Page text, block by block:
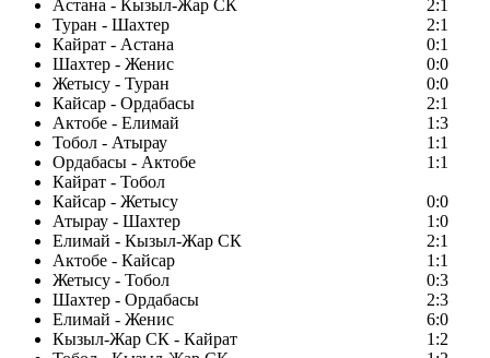
Астана - Кызыл-Жар СК
2:1
Туран - Шахтер
2:1
Кайрат - Астана
0:1
Шахтер - Женис
0:0
Жетысу - Туран
0:0
Кайсар - Ордабасы
2:1
Актобе - Елимай
1:3
Тобол - Атырау
1:1
Ордабасы - Актобе
1:1
Кайрат - Тобол
Кайсар - Жетысу
0:0
Атырау - Шахтер
1:0
Елимай - Кызыл-Жар СК
2:1
Актобе - Кайсар
1:1
Жетысу - Тобол
0:3
Шахтер - Ордабасы
2:3
Елимай - Женис
6:0
Кызыл-Жар СК - Кайрат
1:2